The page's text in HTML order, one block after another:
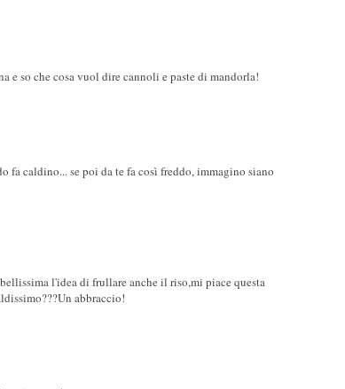
e so che cosa vuol dire cannoli e paste di mandorla!
fa caldino... se poi da te fa così freddo, immagino siano
l'idea di frullare anche il riso,mi piace questa
abbraccio!